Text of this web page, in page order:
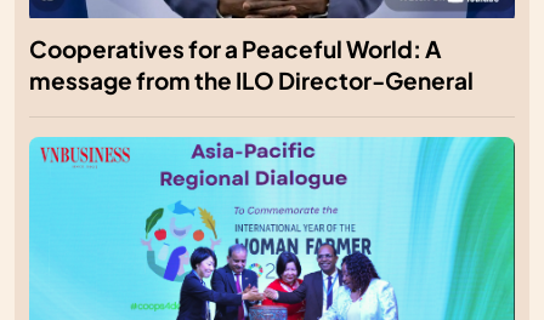
Cooperatives for a Peaceful World: A
message from the ILO Director-General